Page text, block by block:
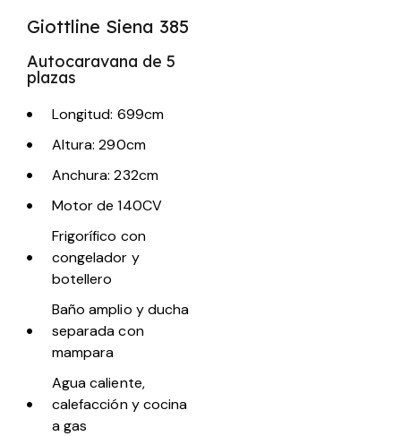
Giottline Siena 385
Autocaravana de 5
plazas
Longitud: 699cm
Altura: 290cm
Anchura: 232cm
Motor de 140CV
Frigorífico con
congelador y
botellero
Baño amplio y ducha
separada con
mampara
Agua caliente,
calefacción y cocina
a gas